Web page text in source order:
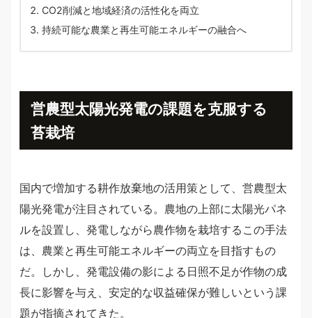
CO2削減と地域経済の活性化を両立
持続可能な農業と再生可能エネルギーの融合へ
営農型太陽光発電の課題を克服する
苔栽培
国内で増加する耕作放棄地の活用策として、営農型太
陽光発電が注目されている。農地の上部に太陽光パネ
ルを設置し、発電しながら農作物を栽培するこの手法
は、農業と再生可能エネルギーの両立を目指すもの
だ。しかし、発電設備の影による日照不足が作物の成
長に影響を与え、安定的な収益確保が難しいという課
題が指摘されてきた。